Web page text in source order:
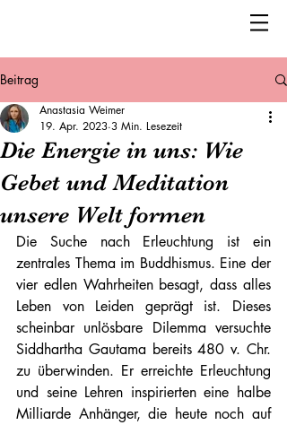
Beitrag
Die Energie in uns: Wie
Gebet und Meditation
unsere Welt formen
Anastasia Weimer
19. Apr. 2023 3 Min. Lesezeit
Die Suche nach Erleuchtung ist ein
zentrales Thema im Buddhismus. Eine der
vier edlen Wahrheiten besagt, dass alles
Leben von Leiden geprägt ist. Dieses
scheinbar unlösbare Dilemma versuchte
Siddhartha Gautama bereits 480 v. Chr.
zu überwinden. Er erreichte Erleuchtung
und seine Lehren inspirierten eine halbe
Milliarde Anhänger, die heute noch auf